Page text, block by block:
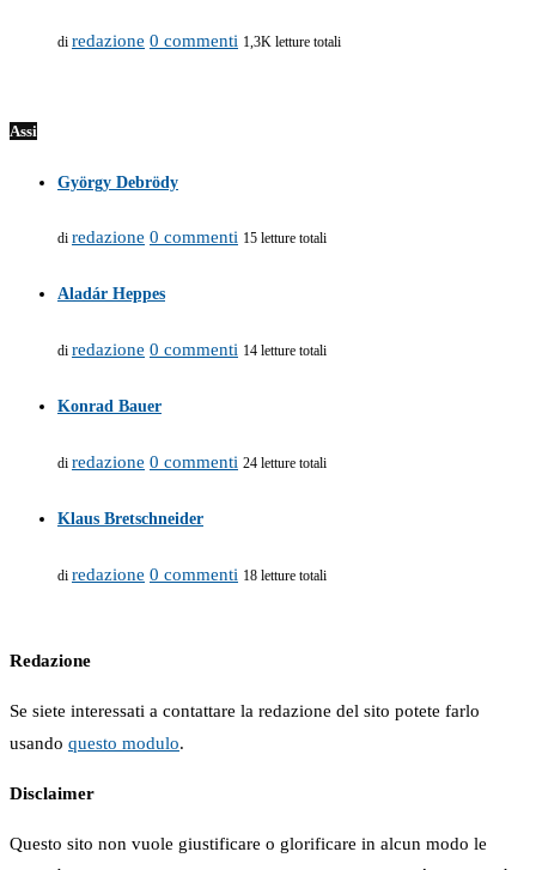
di redazione 0 commenti 1,3K letture totali
Assi
György Debrödy
di redazione 0 commenti 15 letture totali
Aladár Heppes
di redazione 0 commenti 14 letture totali
Konrad Bauer
di redazione 0 commenti 24 letture totali
Klaus Bretschneider
di redazione 0 commenti 18 letture totali
Redazione
Se siete interessati a contattare la redazione del sito potete farlo
usando questo modulo.
Disclaimer
Questo sito non vuole giustificare o glorificare in alcun modo le